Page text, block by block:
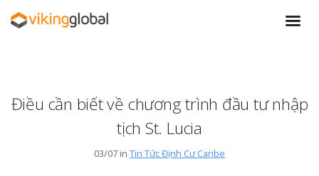
Điều cần biết về chương trình đầu tư nhập
tịch St. Lucia
03/07 in Tin Tức Định Cư Caribe